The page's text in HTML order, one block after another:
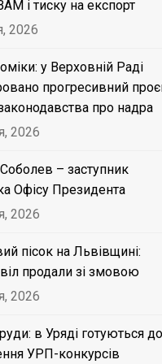
і тиску на експорт
2026
у Верховній Раді
прогресивний
про надра
2026
– заступник
Офісу Президента
2026
пісок на Львівщині:
продали зі змовою
2026
в Уряді готуються до
УРП-конкурсів